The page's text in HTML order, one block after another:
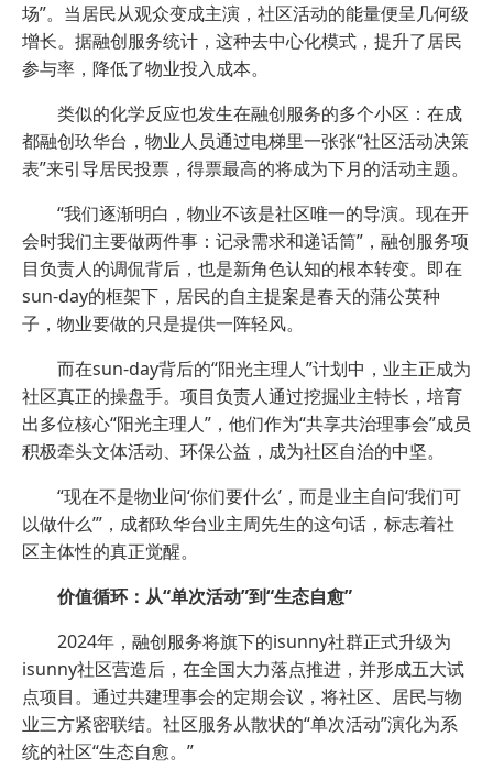
场”。当居民从观众变成主演，社区活动的能量便呈几何级
增长。据融创服务统计，这种去中心化模式，提升了居民
参与率，降低了物业投入成本。
类似的化学反应也发生在融创服务的多个小区：在成
都融创玖华台，物业人员通过电梯里一张张“社区活动决策
表”来引导居民投票，得票最高的将成为下月的活动主题。
“我们逐渐明白，物业不该是社区唯一的导演。现在开
会时我们主要做两件事：记录需求和递话筒”，融创服务项
目负责人的调侃背后，也是新角色认知的根本转变。即在
sun-day的框架下，居民的自主提案是春天的蒲公英种
子，物业要做的只是提供一阵轻风。
而在sun-day背后的“阳光主理人”计划中，业主正成为
社区真正的操盘手。项目负责人通过挖掘业主特长，培育
出多位核心“阳光主理人”，他们作为“共享共治理事会”成员
积极牵头文体活动、环保公益，成为社区自治的中坚。
“现在不是物业问‘你们要什么’，而是业主自问‘我们可
以做什么’”，成都玖华台业主周先生的这句话，标志着社
区主体性的真正觉醒。
价值循环：从“单次活动”到“生态自愈”
2024年，融创服务将旗下的isunny社群正式升级为
isunny社区营造后，在全国大力落点推进，并形成五大试
点项目。通过共建理事会的定期会议，将社区、居民与物
业三方紧密联结。社区服务从散状的“单次活动”演化为系
统的社区“生态自愈。”